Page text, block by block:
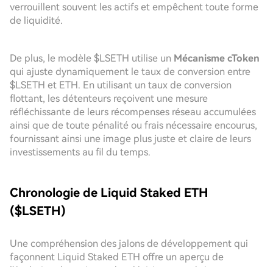
verrouillent souvent les actifs et empêchent toute forme
de liquidité.
De plus, le modèle $LSETH utilise un Mécanisme cToken
qui ajuste dynamiquement le taux de conversion entre
$LSETH et ETH. En utilisant un taux de conversion
flottant, les détenteurs reçoivent une mesure
réfléchissante de leurs récompenses réseau accumulées
ainsi que de toute pénalité ou frais nécessaire encourus,
fournissant ainsi une image plus juste et claire de leurs
investissements au fil du temps.
Chronologie de Liquid Staked ETH
($LSETH)
Une compréhension des jalons de développement qui
façonnent Liquid Staked ETH offre un aperçu de